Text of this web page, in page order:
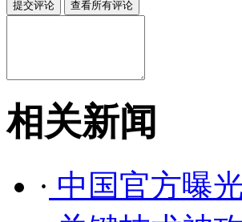
相关新闻
· 中国官方曝